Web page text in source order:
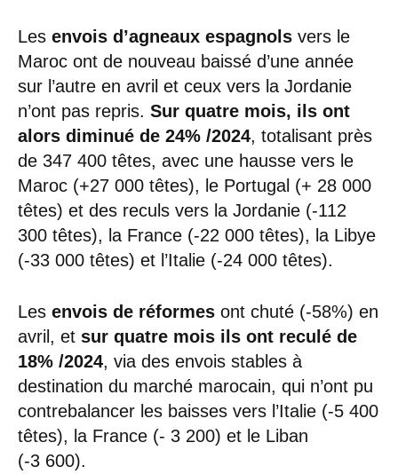
Les envois d’agneaux espagnols vers le
Maroc ont de nouveau baissé d’une année
sur l’autre en avril et ceux vers la Jordanie
n’ont pas repris. Sur quatre mois, ils ont
alors diminué de 24% /2024, totalisant près
de 347 400 têtes, avec une hausse vers le
Maroc (+27 000 têtes), le Portugal (+ 28 000
têtes) et des reculs vers la Jordanie (-112
300 têtes), la France (-22 000 têtes), la Libye
(-33 000 têtes) et l’Italie (-24 000 têtes).
Les envois de réformes ont chuté (-58%) en
avril, et sur quatre mois ils ont reculé de
18% /2024, via des envois stables à
destination du marché marocain, qui n’ont pu
contrebalancer les baisses vers l’Italie (-5 400
têtes), la France (- 3 200) et le Liban
(-3 600).